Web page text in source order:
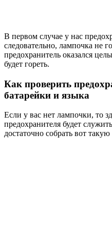
В первом случае у нас
следовательно, лампочка не
предохранитель оказался
будет гореть.
Как проверить
батарейки и языка
Если у вас нет лампочки, то
предохранителя будет
достаточно собрать вот